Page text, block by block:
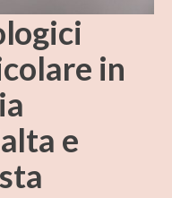
in
e